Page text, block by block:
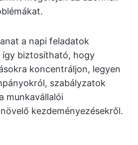
a napi feladatok
így biztosítható, hogy
koncentráljon, legyen
szabályzatok
munkavállalói
kezdeményezésekről.